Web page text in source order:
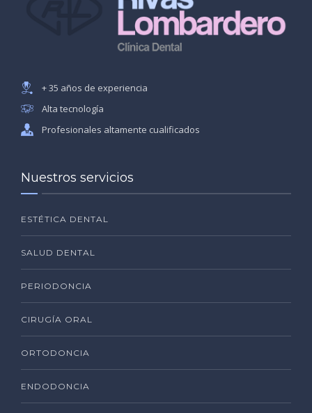
+ 35 años de experiencia
Alta tecnología
Profesionales altamente cualificados
Nuestros servicios
ESTÉTICA DENTAL
SALUD DENTAL
PERIODONCIA
CIRUGÍA ORAL
ORTODONCIA
ENDODONCIA